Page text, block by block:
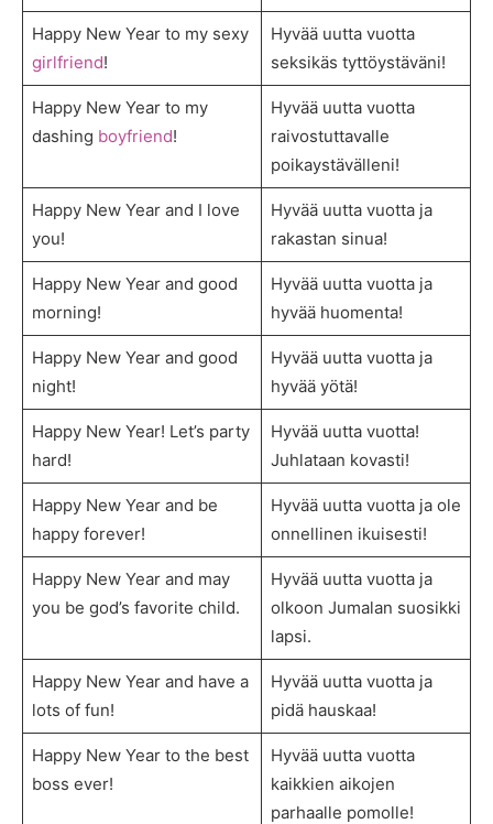
Happy New Year to my sexy
girlfriend!
Hyvää uutta vuotta
seksikäs tyttöystäväni!
Happy New Year to my
dashing boyfriend!
Hyvää uutta vuotta
raivostuttavalle
poikaystävälleni!
Happy New Year and I love
you!
Hyvää uutta vuotta ja
rakastan sinua!
Happy New Year and good
morning!
Hyvää uutta vuotta ja
hyvää huomenta!
Happy New Year and good
night!
Hyvää uutta vuotta ja
hyvää yötä!
Happy New Year! Let’s party
hard!
Hyvää uutta vuotta!
Juhlataan kovasti!
Happy New Year and be
happy forever!
Hyvää uutta vuotta ja ole
onnellinen ikuisesti!
Happy New Year and may
you be god’s favorite child.
Hyvää uutta vuotta ja
olkoon Jumalan suosikki
lapsi.
Happy New Year and have a
lots of fun!
Hyvää uutta vuotta ja
pidä hauskaa!
Happy New Year to the best
boss ever!
Hyvää uutta vuotta
kaikkien aikojen
parhaalle pomolle!